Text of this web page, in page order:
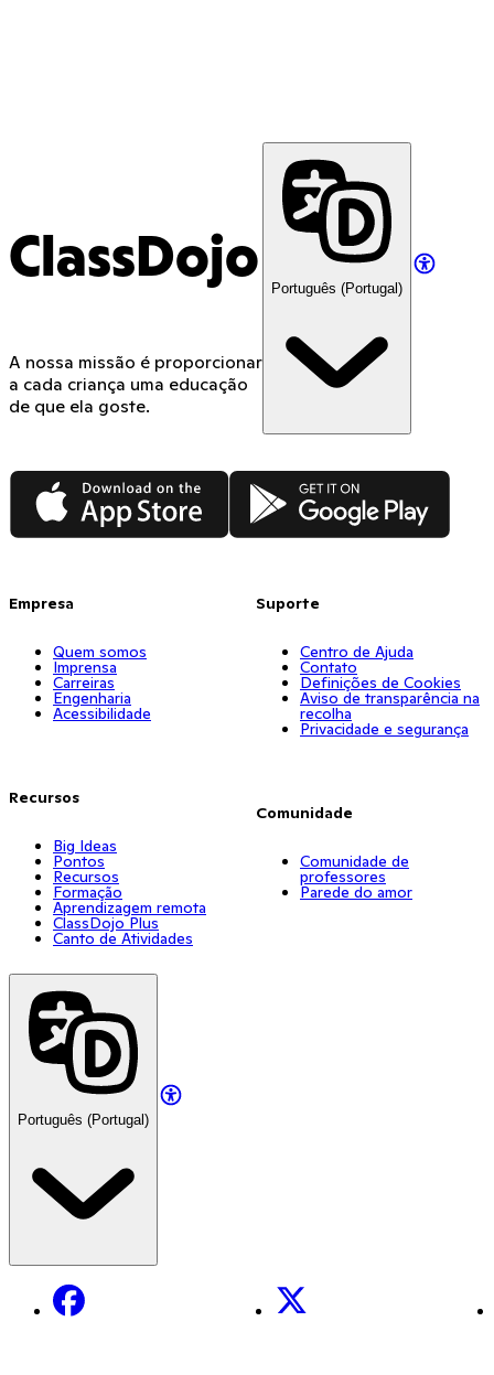
ClassDojo
A nossa missão é proporcionar
a cada criança uma educação
de que ela goste.
Português (Portugal)
App Store Google Play
Empresa
Quem somos
Imprensa
Carreiras
Engenharia
Acessibilidade
Recursos
Big Ideas
Pontos
Recursos
Formação
Aprendizagem remota
ClassDojo Plus
Canto de Atividades
Suporte
Centro de Ajuda
Contato
Definições de Cookies
Aviso de transparência na
recolha
Privacidade e segurança
Comunidade
Comunidade de
professores
Parede do amor
Português (Portugal)
Facebook X